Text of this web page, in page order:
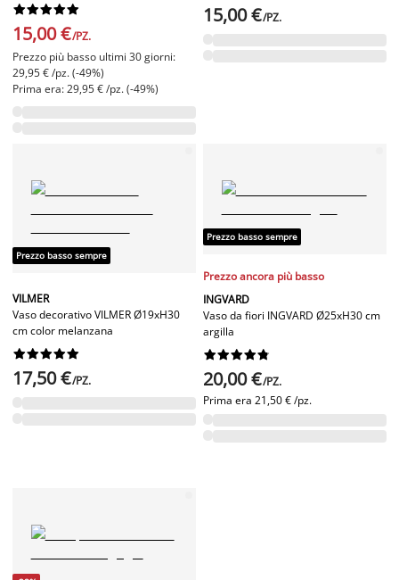






15,00 €/PZ.
Prezzo più basso ultimi 30 giorni:
29,95 € /pz. (-49%)
Prima era: 29,95 € /pz. (-49%)
15,00 €/PZ.
Prezzo basso sempre
VILMER
Vaso decorativo VILMER Ø19xH30
cm color melanzana






17,50 €/PZ.
Prezzo basso sempre
Prezzo ancora più basso
INGVARD
Vaso da fiori INGVARD Ø25xH30 cm
argilla






20,00 €/PZ.
Prima era 21,50 € /pz.